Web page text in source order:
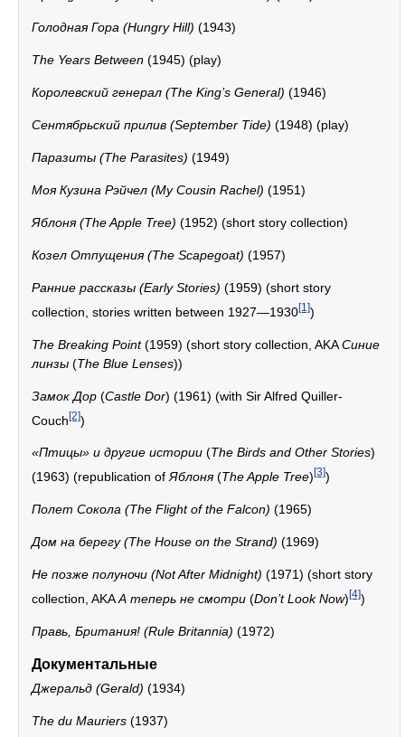
Голодная Гора (Hungry Hill) (1943)
The Years Between (1945) (play)
Королевский генерал (The King’s General) (1946)
Сентябрьский прилив (September Tide) (1948) (play)
Паразиты (The Parasites) (1949)
Моя Кузина Рэйчел (My Cousin Rachel) (1951)
Яблоня (The Apple Tree) (1952) (short story collection)
Козел Отпущения (The Scapegoat) (1957)
Ранние рассказы (Early Stories) (1959) (short story
collection, stories written between 1927—1930[1])
The Breaking Point(1959) (short story collection, AKAСиние
линзы (The Blue Lenses))
Замок Дор (Castle Dor) (1961) (with Sir Alfred Quiller-
Couch[2])
«Птицы» и другие истории (The Birds and Other Stories)
(1963) (republication of Яблоня(The Apple Tree) [3])
Полет Сокола (The Flight of the Falcon) (1965)
Дом на берегу (The House on the Strand) (1969)
Не позже полуночи (Not After Midnight) (1971) (short story
collection, AKAА теперь не смотри (Don’t Look Now)[4])
Правь, Британия! (Rule Britannia) (1972)
Документальные
Джеральд (Gerald) (1934)
The du Mauriers (1937)